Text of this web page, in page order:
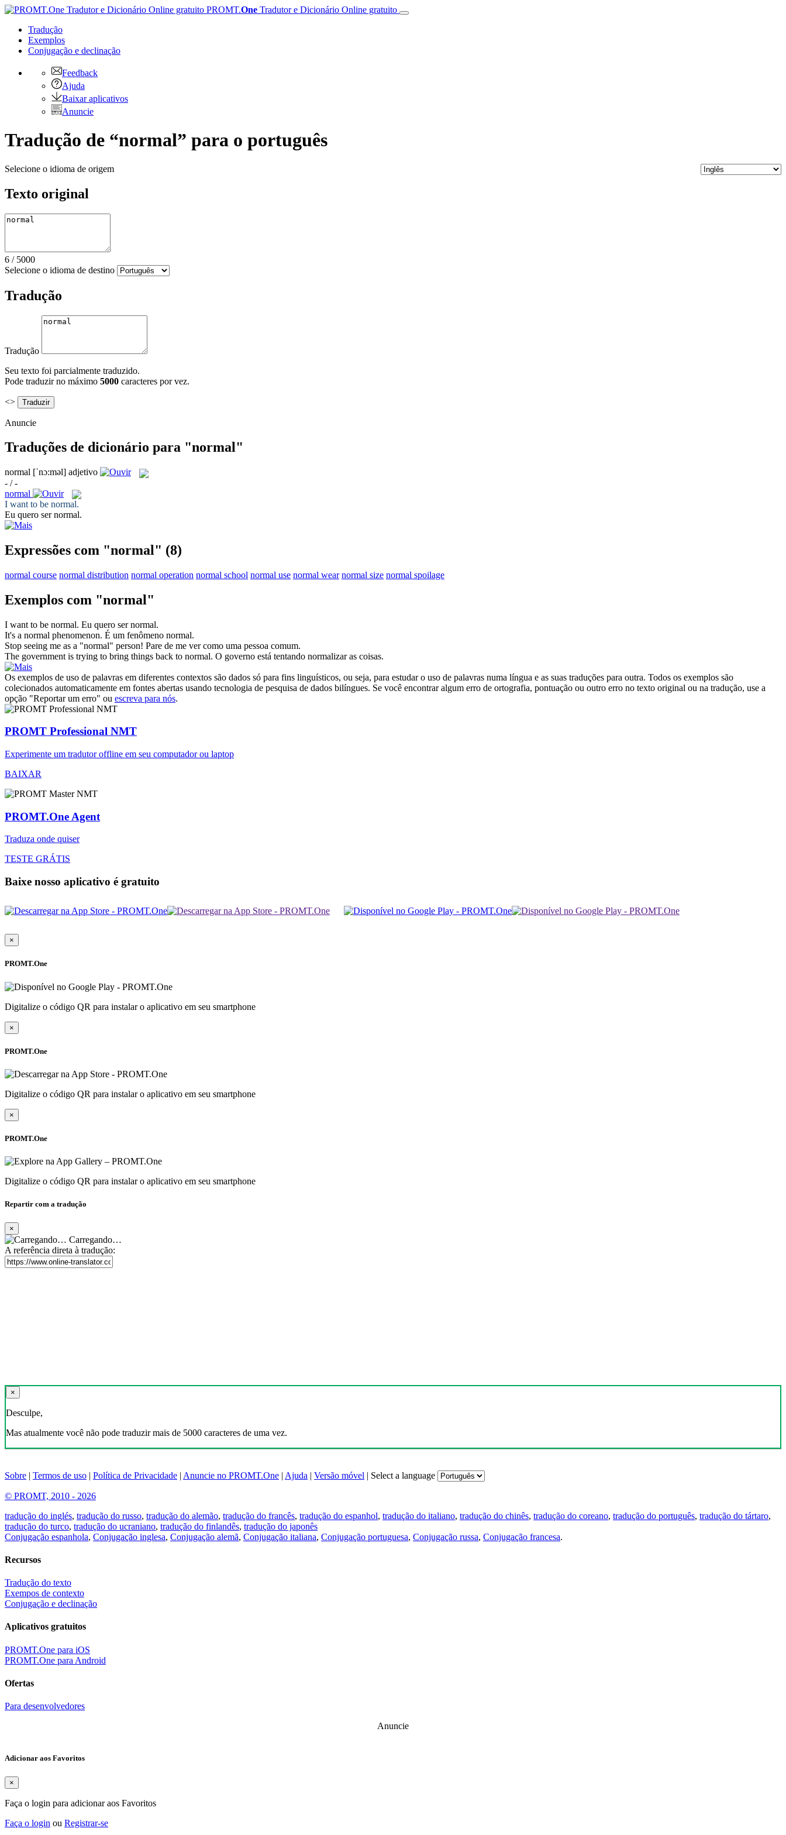
PROMT.One Tradutor e Dicionário Online gratuito
Tradução
Exemplos
Conjugação e declinação
Feedback
Ajuda
Baixar aplicativos
Anuncie
Tradução de “normal” para o português
Selecione o idioma de origem
Texto original
6 / 5000
Selecione o idioma de destino
Tradução
Tradução
Seu texto foi parcialmente traduzido.
Pode traduzir no máximo 5000 caracteres por vez.
<>
Anuncie
Traduções de dicionário para "normal"
normal [ˈnɔ:məl] adjetivo
- / -
normal
I want to be normal.
Eu quero sernormal.
Expressões com "normal" (8)
normal course normal distribution normal operation normal school normal use normal wear normal size normal spoilage
Exemplos com "normal"
I want to be normal. Eu quero sernormal.
It's a normal phenomenon. É um fenômeno normal.
Stop seeing me as a "normal" person! Pare de me ver como uma pessoa comum.
The government is trying to bring things back to normal. O governo está tentando normalizar as coisas.
Os exemplos de uso de palavras em diferentes contextos são dados só para fins linguísticos, ou seja, para estudar o uso de palavras numa língua e as suas traduções para outra. Todos os exemplos são
colecionados automaticamente em fontes abertas usando tecnologia de pesquisa de dados bilíngues. Se você encontrar algum erro de ortografia, pontuação ou outro erro no texto original ou na tradução, use a
opção "Reportar um erro" ou escreva para nós.
PROMT Professional NMT
Experimente um tradutor offline em seu computador ou laptop
BAIXAR
PROMT.One Agent
Traduza onde quiser
TESTE GRÁTIS
Baixe nosso aplicativo é gratuito
×
PROMT.One
Digitalize o código QR para instalar o aplicativo em seu smartphone
×
PROMT.One
Digitalize o código QR para instalar o aplicativo em seu smartphone
×
PROMT.One
Digitalize o código QR para instalar o aplicativo em seu smartphone
Repartir com a tradução
×
Carregando…
A referência direta à tradução:
×
Desculpe,
Mas atualmente você não pode traduzir mais de 5000 caracteres de uma vez.
Sobre | Termos de uso | Política de Privacidade | Anuncie no PROMT.One | Ajuda | Versão móvel | Select a language
© PROMT, 2010 - 2026
tradução do inglés, tradução do russo, tradução do alemão, tradução do francês, tradução do espanhol, tradução do italiano, tradução do chinês, tradução do coreano, tradução do português, tradução do tártaro,
tradução do turco, tradução do ucraniano, tradução do finlandês, tradução do japonês
Conjugação espanhola, Conjugação inglesa, Conjugação alemã, Conjugação italiana, Conjugação portuguesa, Conjugação russa, Conjugação francesa.
Recursos
Tradução do texto
Exempos de contexto
Conjugação e declinação
Aplicativos gratuitos
PROMT.One para iOS
PROMT.One para Android
Ofertas
Para desenvolvedores
Anuncie
Adicionar aos Favoritos
×
Faça o login para adicionar aos Favoritos
Faça o login ou Registrar-se